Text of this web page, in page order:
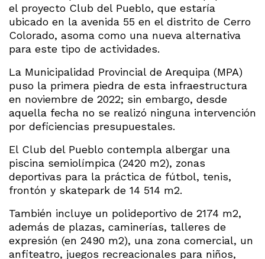
el proyecto Club del Pueblo, que estaría
ubicado en la avenida 55 en el distrito de Cerro
Colorado, asoma como una nueva alternativa
para este tipo de actividades.
La Municipalidad Provincial de Arequipa (MPA)
puso la primera piedra de esta infraestructura
en noviembre de 2022; sin embargo, desde
aquella fecha no se realizó ninguna intervención
por deficiencias presupuestales.
El Club del Pueblo contempla albergar una
piscina semiolímpica (2420 m2), zonas
deportivas para la práctica de fútbol, tenis,
frontón y skatepark de 14 514 m2.
También incluye un polideportivo de 2174 m2,
además de plazas, caminerías, talleres de
expresión (en 2490 m2), una zona comercial, un
anfiteatro, juegos recreacionales para niños,